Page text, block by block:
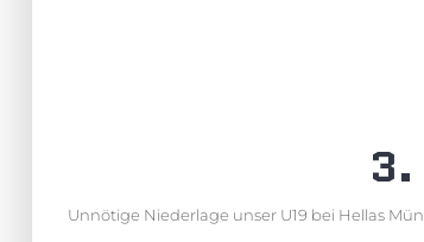
Unnötige Niederlage unser U19 bei Hellas